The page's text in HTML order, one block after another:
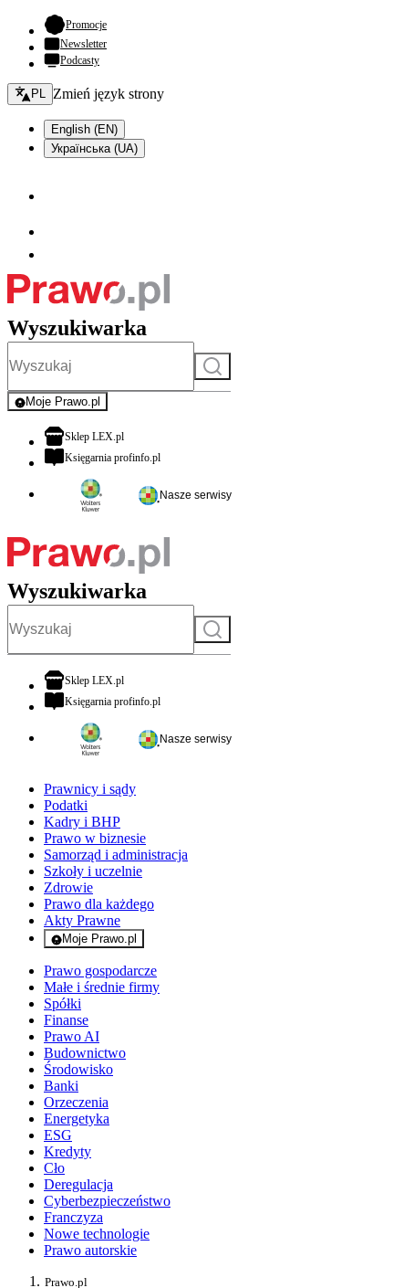
Promocje- otwiera się w nowej karcie
Newsletter
Podcasty
Zmień język - bieżący:
PL Zmień język strony
English (EN)
Українська (UA)
Wyszukiwarka
Szukaj
Moje Prawo.pl
- rejestracja i logowanie do serwisu
Sklep LEX.plotwiera się w nowej karcie
Księgarnia profinfo.plotwiera się w nowej karcie
Nasze serwisy
Wyszukiwarka
Szukaj
Sklep LEX.plotwiera się w nowej karcie
Księgarnia profinfo.plotwiera się w nowej karcie
Nasze serwisy
Prawnicy i sądy
Podatki
Kadry i BHP
Prawo w biznesie
Samorząd i administracja
Szkoły i uczelnie
Zdrowie
Prawo dla każdego
Akty Prawne
Moje Prawo.pl
- rejestracja i logowanie do serwisu
Prawo gospodarcze
Małe i średnie firmy
Spółki
Finanse
Prawo AI
Budownictwo
Środowisko
Banki
Orzeczenia
Energetyka
ESG
Kredyty
Cło
Deregulacja
Cyberbezpieczeństwo
Franczyza
Nowe technologie
Prawo autorskie
Prawo.pl